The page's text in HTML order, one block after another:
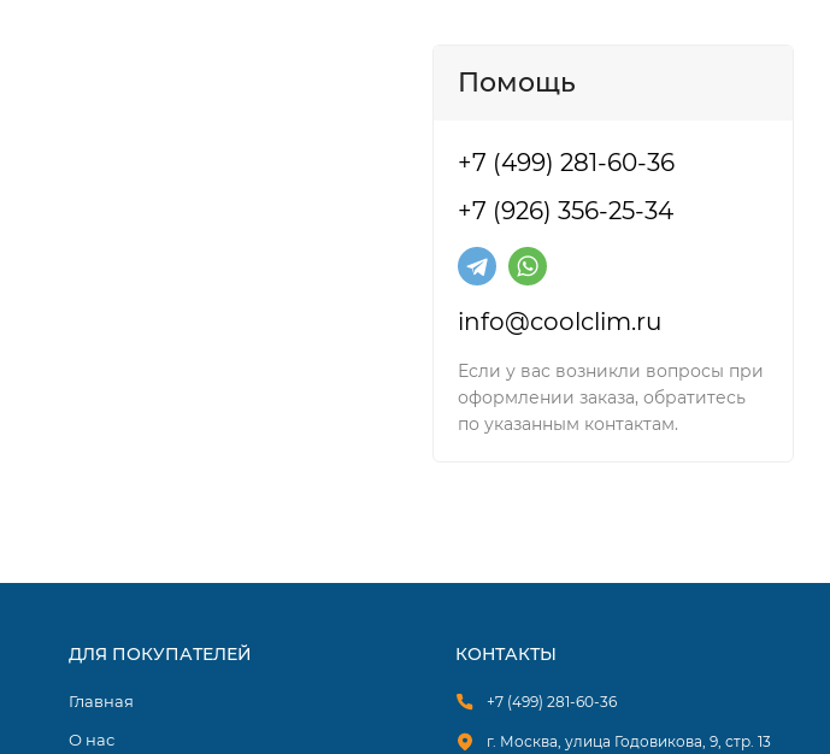
Помощь
+7 (499) 281-60-36
+7 (926) 356-25-34
info@coolclim.ru
Если у вас возникли вопросы при
оформлении заказа, обратитесь
по указанным контактам.
ДЛЯ ПОКУПАТЕЛЕЙ
Главная
О нас
КОНТАКТЫ
+7 (499) 281-60-36
г. Москва, улица Годовикова, 9, стр. 13